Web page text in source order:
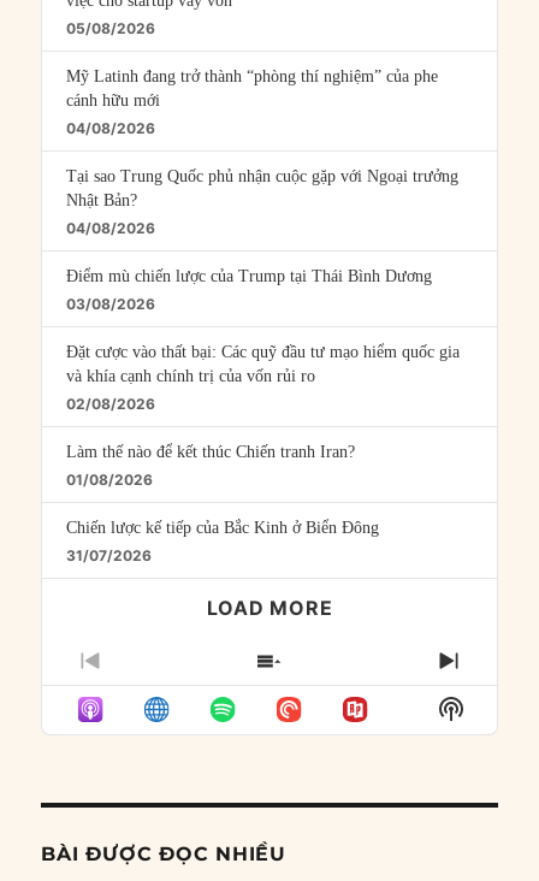
05/08/2026
Mỹ Latinh đang trở thành “phòng thí nghiệm” của phe
cánh hữu mới
04/08/2026
Tại sao Trung Quốc phủ nhận cuộc gặp với Ngoại trưởng
Nhật Bản?
04/08/2026
Điểm mù chiến lược của Trump tại Thái Bình Dương
03/08/2026
Đặt cược vào thất bại: Các quỹ đầu tư mạo hiểm quốc gia
và khía cạnh chính trị của vốn rủi ro
02/08/2026
Làm thế nào để kết thúc Chiến tranh Iran?
01/08/2026
Chiến lược kế tiếp của Bắc Kinh ở Biển Đông
31/07/2026
LOAD MORE
PREVIOUS
EPISODE
SHOW
EPISODES
LIST
NEXT
Show
Podcast
BÀI ĐƯỢC ĐỌC NHIỀU